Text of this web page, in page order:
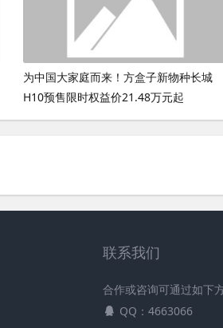
为中国大家庭而来！方盒子新物种长城
H10预售限时权益价21.48万元起
联系我们
合作或咨询可通过如下
QQ：4663066